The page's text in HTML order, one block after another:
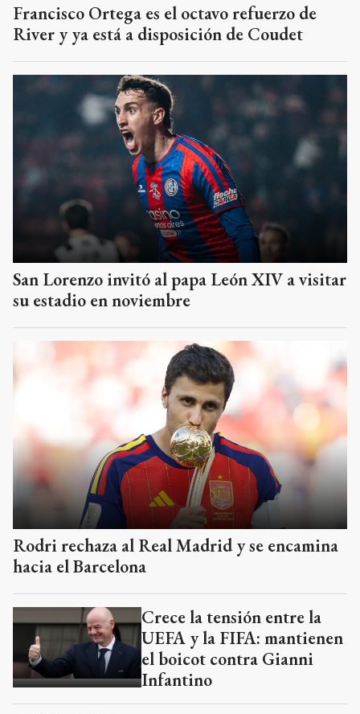
Francisco Ortega es el octavo refuerzo de
River y ya está a disposición de Coudet
San Lorenzo invitó al papa León XIV a visitar
su estadio en noviembre
Rodri rechaza al Real Madrid y se encamina
hacia el Barcelona
Crece la tensión entre la
UEFA y la FIFA: mantienen
el boicot contra Gianni
Infantino